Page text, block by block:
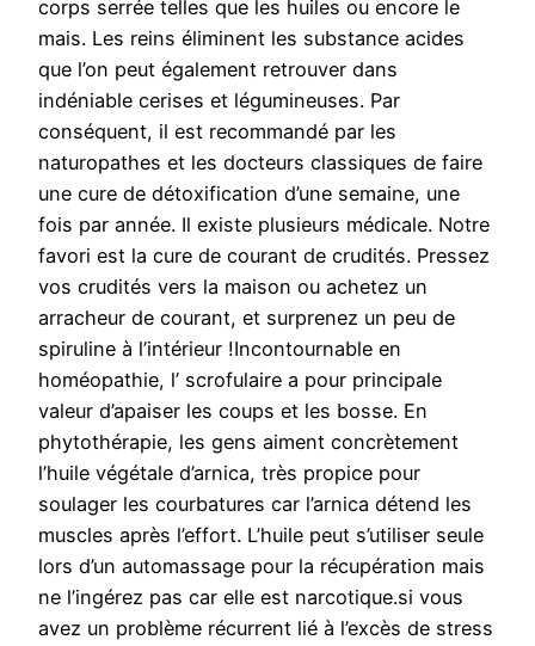
corps serrée telles que les huiles ou encore le
mais. Les reins éliminent les substance acides
que l’on peut également retrouver dans
indéniable cerises et légumineuses. Par
conséquent, il est recommandé par les
naturopathes et les docteurs classiques de faire
une cure de détoxification d’une semaine, une
fois par année. Il existe plusieurs médicale. Notre
favori est la cure de courant de crudités. Pressez
vos crudités vers la maison ou achetez un
arracheur de courant, et surprenez un peu de
spiruline à l’intérieur !Incontournable en
homéopathie, l’ scrofulaire a pour principale
valeur d’apaiser les coups et les bosse. En
phytothérapie, les gens aiment concrètement
l’huile végétale d’arnica, très propice pour
soulager les courbatures car l’arnica détend les
muscles après l’effort. L’huile peut s’utiliser seule
lors d’un automassage pour la récupération mais
ne l’ingérez pas car elle est narcotique.si vous
avez un problème récurrent lié à l’excès de stress